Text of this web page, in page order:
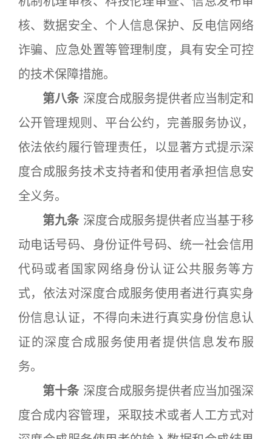
核、数据安全、个人信息保护、反电信网络
诈骗、应急处置等管理制度，具有安全可控
的技术保障措施。
第八条 深度合成服务提供者应当制定和
公开管理规则、平台公约，完善服务协议，
依法依约履行管理责任，以显著方式提示深
度合成服务技术支持者和使用者承担信息安
全义务。
第九条 深度合成服务提供者应当基于移
动电话号码、身份证件号码、统一社会信用
代码或者国家网络身份认证公共服务等方
式，依法对深度合成服务使用者进行真实身
份信息认证，不得向未进行真实身份信息认
证的深度合成服务使用者提供信息发布服
务。
第十条 深度合成服务提供者应当加强深
度合成内容管理，采取技术或者人工方式对